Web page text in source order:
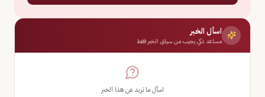
اسأل الخبر
مساعد ذكي يجيب من سياق الخبر فقط
اسأل ما تريد عن هذا الخبر